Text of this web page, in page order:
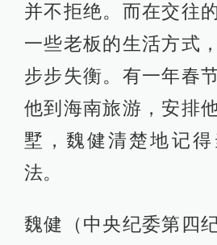
并不拒绝。而在交往
一些老板的生活方式
步步失衡。有一年春
他到海南旅游，安排
墅，魏健清楚地记
法。
魏健（中央纪委第四